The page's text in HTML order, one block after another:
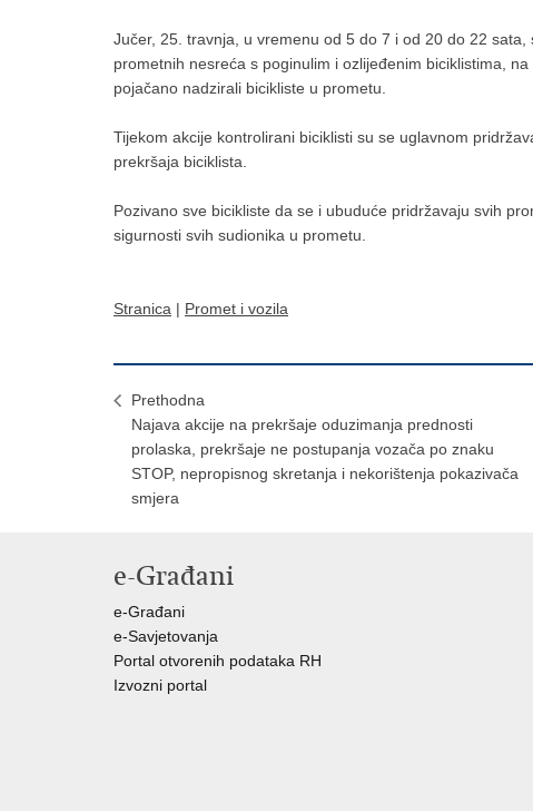
Jučer, 25. travnja, u vremenu od 5 do 7 i od 20 do 22
prometnih nesreća s poginulim i ozlijeđenim biciklistima,
pojačano nadzirali bicikliste u prometu.
Tijekom akcije kontrolirani biciklisti su se uglavnom
prekršaja biciklista.
Pozivano sve bicikliste da se i ubuduće pridržavaju svih
sigurnosti svih sudionika u prometu.
Stranica | Promet i vozila
Prethodna
Najava akcije na prekršaje oduzimanja prednosti
prolaska, prekršaje ne postupanja vozača po znaku
STOP, nepropisnog skretanja i nekorištenja pokazivača
smjera
e-Građani
e-Građani
e-Savjetovanja
Portal otvorenih podataka RH
Izvozni portal